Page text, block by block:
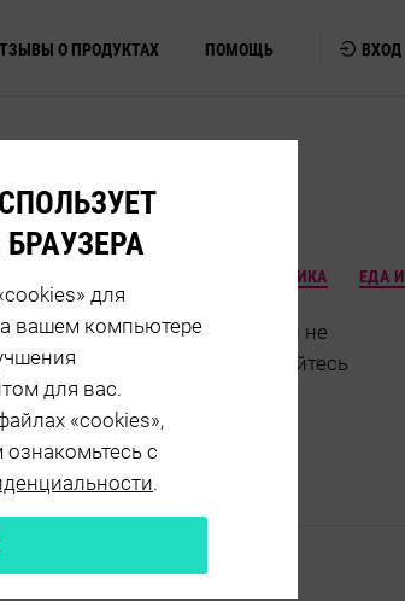
О ПРОДУКТАХ ПОМОЩЬ ВХОД
ТЕХНИКА ЕДА
появятся. Для того, чтобы не
в акцию, регистрируйтесь
нашим Агентом!
БРАУЗЕРА
для
вашем компьютере
для вас.
«cookies»,
с
.